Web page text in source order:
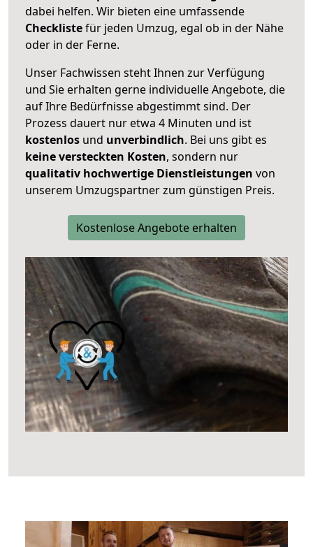
dabei helfen. Wir bieten eine umfassende
Checklistefür jeden Umzug, egal ob in der Nähe
oder in der Ferne.
Unser Fachwissen steht Ihnen zur Verfügung
und Sie erhalten gerne individuelle Angebote, die
auf Ihre Bedürfnisse abgestimmt sind. Der
Prozess dauert nur etwa 4 Minuten und ist
kostenlos und unverbindlich. Bei uns gibt es
keine versteckten Kosten, sondern nur
qualitativ hochwertige Dienstleistungen von
unserem Umzugspartner zum günstigen Preis.
Kostenlose Angebote erhalten